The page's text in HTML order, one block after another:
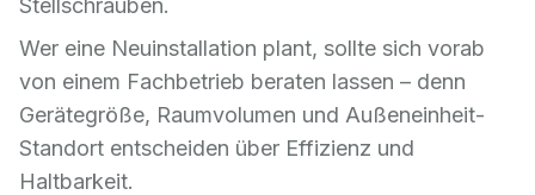
Stellschrauben.
Wer eine Neuinstallation plant, sollte sich vorab
von einem Fachbetrieb beraten lassen – denn
Gerätegröße, Raumvolumen und Außeneinheit-
Standort entscheiden über Effizienz und
Haltbarkeit.